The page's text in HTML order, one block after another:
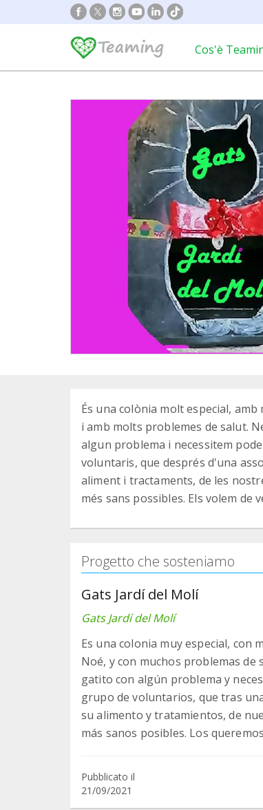
Cos'è
És una colònia molt especial,
i amb molts problemes de salut.
algun problema i necessitem
voluntaris, que després d'una
aliment i tractaments, de les
més sans possibles. Els volem de
Progetto che sosteniamo
Gats Jardí del Molí
Gats Jardí del Molí
Es una colonia muy especial, con
Noé, y con muchos problemas de
gatito con algún problema y
grupo de voluntarios, que tras
su alimento y tratamientos, de
más sanos posibles. Los
Pubblicato il
21/09/2021